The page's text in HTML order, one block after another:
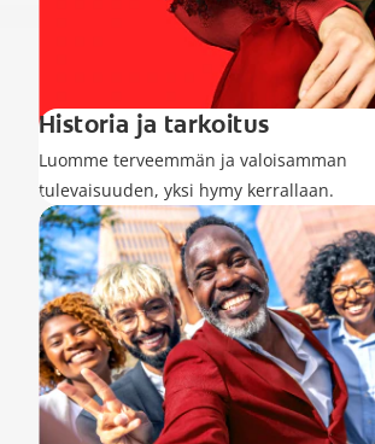
Historia ja tarkoitus
Luomme terveemmän ja valoisamman
tulevaisuuden, yksi hymy kerrallaan.